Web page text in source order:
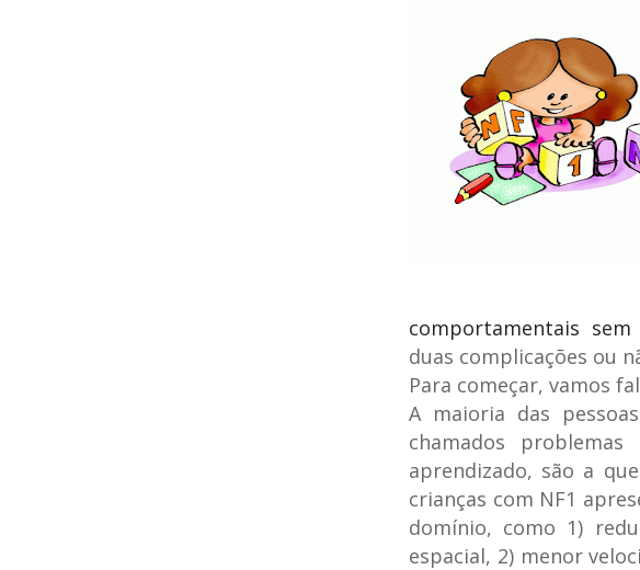
comportamentais
duas complicações ou
Para começar, vamos
A maioria das
chamados
aprendizado, são a
crianças com NF1
domínio, como 1)
espacial, 2) menor